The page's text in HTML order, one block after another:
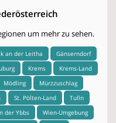
um mehr zu sehen.
an der Leitha
Gänserndorf
Krems
Krems-Land
Mödling
Mürzzuschlag
St. Pölten-Land
Tulln
der Ybbs
Wien-Umgebung